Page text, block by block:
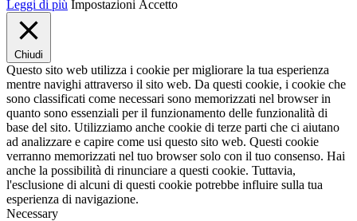
Leggi di più Impostazioni Accetto
Chiudi
Questo sito web utilizza i cookie per migliorare la tua esperienza
mentre navighi attraverso il sito web. Da questi cookie, i cookie che
sono classificati come necessari sono memorizzati nel browser in
quanto sono essenziali per il funzionamento delle funzionalità di
base del sito. Utilizziamo anche cookie di terze parti che ci aiutano
ad analizzare e capire come usi questo sito web. Questi cookie
verranno memorizzati nel tuo browser solo con il tuo consenso. Hai
anche la possibilità di rinunciare a questi cookie. Tuttavia,
l'esclusione di alcuni di questi cookie potrebbe influire sulla tua
esperienza di navigazione.
Necessary